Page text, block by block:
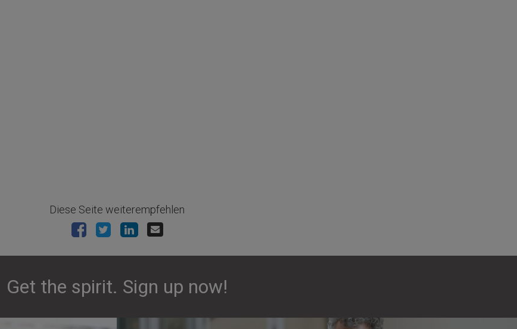
Diese Seite weiterempfehlen
Get the spirit. Sign up now!